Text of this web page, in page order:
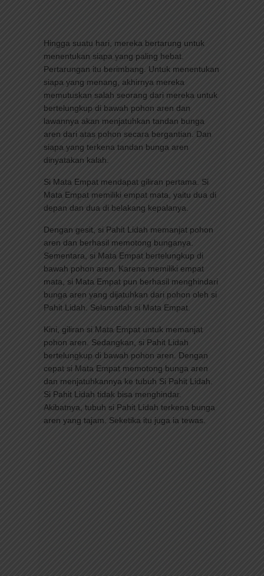
Hingga suatu hari, mereka bertarung untuk
menentukan siapa yang paling hebat.
Pertarungan itu berimbang. Untuk menentukan
siapa yang menang, akhirnya mereka
memutuskan salah seorang dari mereka untuk
bertelungkup di bawah pohon aren dan
lawannya akan menjatuhkan tandan bunga
aren dari atas pohon secara bergantian. Dan
siapa yang terkena tandan bunga aren
dinyatakan kalah.
Si Mata Empat mendapat giliran pertama. Si
Mata Empat memiliki empat mata, yaitu dua di
depan dan dua di belakang kepalanya.
Dengan gesit, si Pahit Lidah memanjat pohon
aren dan berhasil memotong bunganya.
Sementara, si Mata Empat bertelungkup di
bawah pohon aren. Karena memiliki empat
mata, si Mata Empat pun berhasil menghindari
bunga aren yang dijatuhkan dari pohon oleh si
Pahit Lidah. Selamatlah si Mata Empat.
Kini, giliran si Mata Empat untuk memanjat
pohon aren. Sedangkan, si Pahit Lidah
bertelungkup di bawah pohon aren. Dengan
cepat si Mata Empat memotong bunga aren
dan menjatuhkannya ke tubuh Si Pahit Lidah.
Si Pahit Lidah tidak bisa menghindar.
Akibatnya, tubuh si Pahit Lidah terkena bunga
aren yang tajam. Seketika itu juga ia tewas.